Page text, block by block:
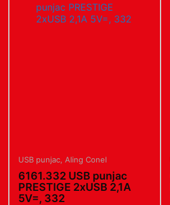
USB punjac, Aling Conel
6161.332 USB punjac
PRESTIGE 2xUSB 2,1A
5V=, 332